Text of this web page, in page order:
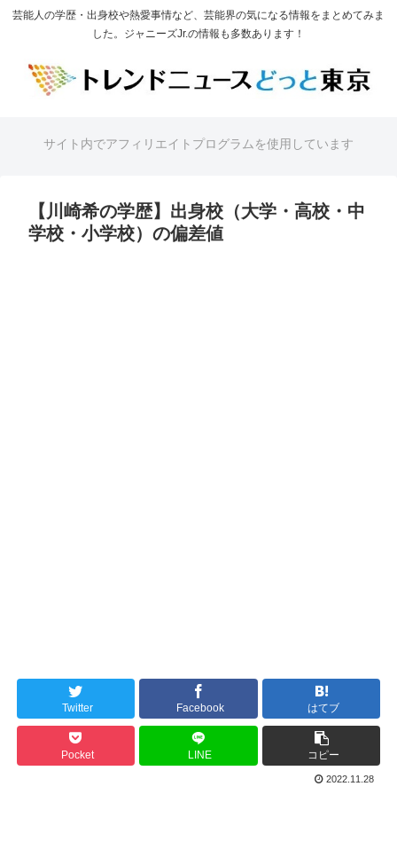
芸能人の学歴・出身校や熱愛事情など、芸能界の気になる情報をまとめてみま
した。ジャニーズJr.の情報も多数あります！
サイト内でアフィリエイトプログラムを使用しています
【川崎希の学歴】出身校（大学・高校・中
学校・小学校）の偏差値
Twitter Facebook はてブ
Pocket LINE コピー
2022.11.28